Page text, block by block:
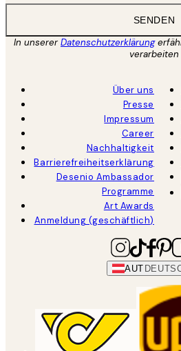
SENDEN
In unsererDatenschutzerklärung
verarbeiten
Über uns
Presse
Impressum
Career
Nachhaltigkeit
Barrierefreiheitserklärung
Desenio Ambassador
Programme
Art Awards
Anmeldung (geschäftlich)
AUT